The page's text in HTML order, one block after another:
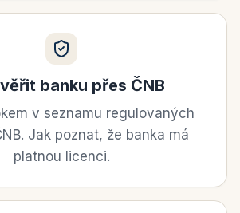
banku přes ČNB
v seznamu regulovaných
Jak poznat, že banka má
platnou licenci.